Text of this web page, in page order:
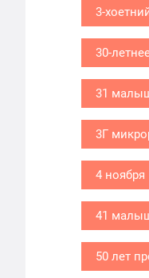
3-
30-
31
3Г
4 ноября
41
50 лет